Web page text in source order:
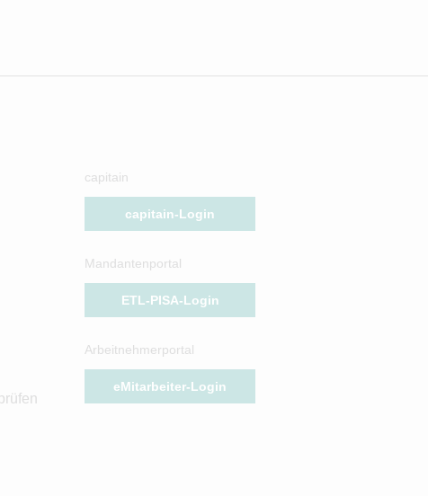
capitain
capitain-Login
Mandantenportal
ETL-PISA-Login
Arbeitnehmerportal
eMitarbeiter-Login